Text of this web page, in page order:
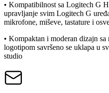
• Kompatibilnost sa Logitech G
upravljanje svim Logitech G
mikrofone, miševe, tastature i
• Kompaktan i moderan dizajn
logotipom savršeno se uklapa u
studio